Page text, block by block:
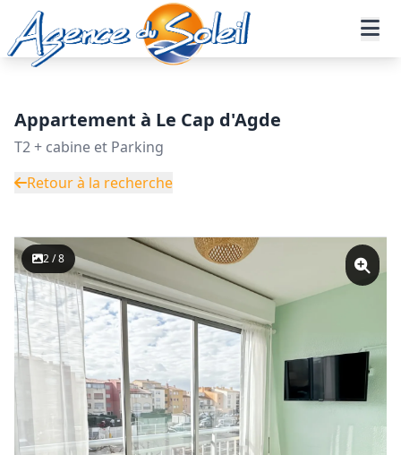
Aller au contenu principal
Accueil Annonces immobilières
Vente
Appartement - Réf. 39-11288-AGENCEDUSOLEIL
Appartement à Le Cap d'Agde
T2 + cabine et Parking
Retour à la recherche
2 / 8